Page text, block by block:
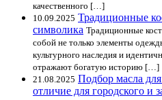
качественного […]
10.09.2025 Традиционные
символика Традиционные
собой не только элементы
культурного наследия и
отражают богатую историю […]
21.08.2025 Подбор масла
отличие для городского и